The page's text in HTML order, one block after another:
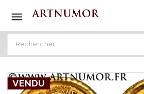

VENDU